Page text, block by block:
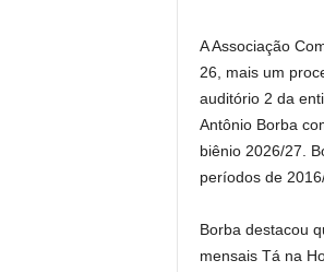
A Associação
26, mais um
auditório 2 da
Antônio Borba
biênio 2026/27.
períodos de
Borba destacou
mensais Tá na